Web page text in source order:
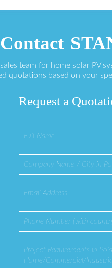
Contact
team for home solar PV
quotations based on your
Request a